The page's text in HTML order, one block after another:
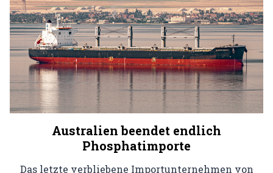
Australien beendet endlich
Phosphatimporte
Das letzte verbliebene Importunternehmen von